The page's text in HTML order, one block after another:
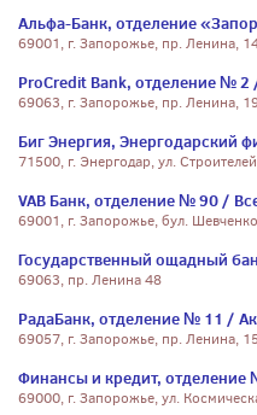
Альфа-Банк, отделение
69001, г. Запорожье, пр. Ленина,
ProCredit Bank, отделение №
69063, г. Запорожье, пр. Ленина,
Биг Энергия, Энергодарский
71500, г. Энергодар, ул.
VAB Банк, отделение № 90 /
69001, г. Запорожье, бул.
Государственный ощадный
69063, пр. Ленина 48
РадаБанк, отделение № 11 /
69057, г. Запорожье, пр. Ленина,
Финансы и кредит,
69000, г. Запорожье, ул.